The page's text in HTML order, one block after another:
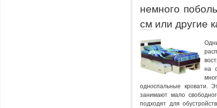
немного
см или другие
на
односпальные кровати.
занимают мало
подходят для